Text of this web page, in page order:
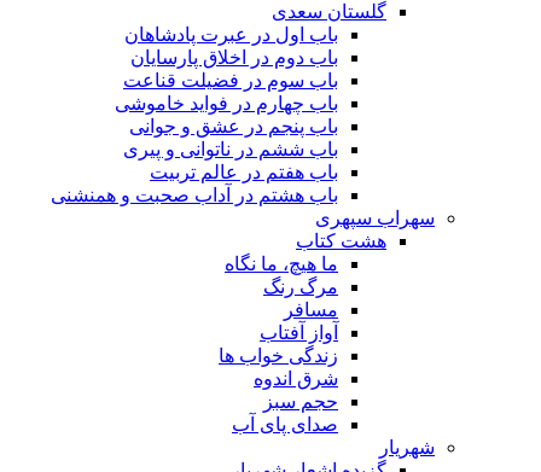
گلستان سعدی
باب اول در عبرت پادشاهان
باب دوم در اخلاق پارسایان
باب سوم در فضیلت قناعت
باب چهارم در فواید خاموشى
باب پنجم در عشق و جوانى
باب ششم در ناتوانى و پیرى
باب هفتم در عالم تربیت
باب هشتم در آداب صحبت و همنشنى
سهراب سپهری
هشت کتاب
ما هیچ، ما نگاه
مرگ رنگ
مسافر
آواز آفتاب
زندگی خواب ها
شرق اندوه
حجم سبز
صدای پای آب
شهریار